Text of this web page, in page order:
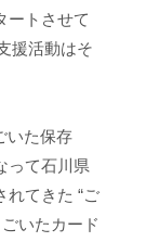
ートさせて
援活動はそ
いた保存
って石川県
れてきた “ご
いたカード